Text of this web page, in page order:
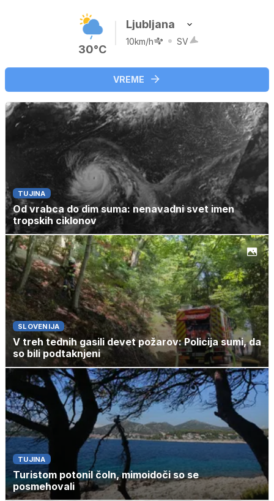
30°C
Ljubljana
10km/h SV
VREME
TUJINA
Od vrabca do dim suma: nenavadni svet imen
tropskih ciklonov
SLOVENIJA
V treh tednih gasili devet požarov: Policija sumi, da
so bili podtaknjeni
TUJINA
Turistom potonil čoln, mimoidoči so se
posmehovali